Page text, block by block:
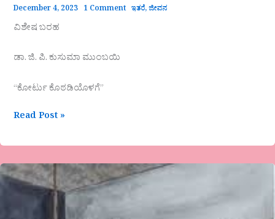
December 4, 2023 1 Comment ಇತರೆ,ಜೀವನ
ವಿಶೇಷ ಬರಹ
ಡಾ. ಜಿ. ಪಿ. ಕುಸುಮಾ ಮುಂಬಯಿ
“ಕೋರ್ಟು ಕೊಠಡಿಯೊಳಗೆ”
Read Post »
ಡಾ
ಅನ್ನಪೂರ್ಣಾ
ಹಿರೇಮಠ